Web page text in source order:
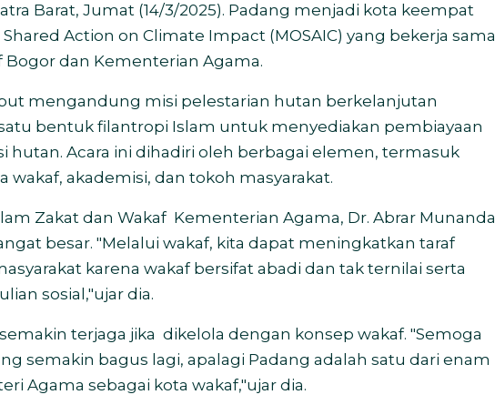
Barat, Jumat (14/3/2025). Padang menjadi kota keempat
Action on Climate Impact (MOSAIC) yang bekerja sama
Bogor dan Kementerian Agama.
mengandung misi pelestarian hutan berkelanjutan
bentuk filantropi Islam untuk menyediakan pembiayaan
hutan. Acara ini dihadiri oleh berbagai elemen, termasuk
akademisi, dan tokoh masyarakat.
Zakat dan Wakaf Kementerian Agama, Dr. Abrar Munanda
besar. "Melalui wakaf, kita dapat meningkatkan taraf
karena wakaf bersifat abadi dan tak ternilai serta
sosial,"ujar dia.
terjaga jika dikelola dengan konsep wakaf. "Semoga
semakin bagus lagi, apalagi Padang adalah satu dari enam
Agama sebagai kota wakaf,"ujar dia.